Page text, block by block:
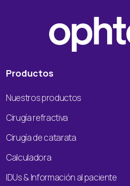
Productos
Nuestros productos
Cirugía refractiva
Cirugía de catarata
Calculadora
IDUs & Información al paciente